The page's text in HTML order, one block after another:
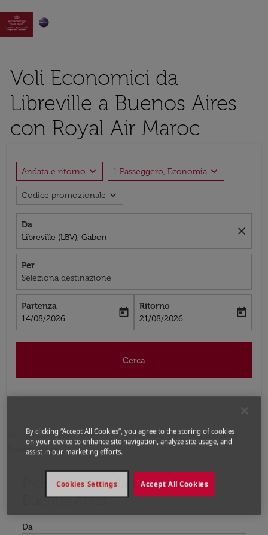

Voli Economici da
Libreville a Buenos Aires
con Royal Air Maroc
Andata e ritorno expand_more 1 Passeggero, Economia expand_more
Codice promozionale expand_more
Da
Libreville (LBV), Gabon
close
Per
Seleziona destinazione
Partenza
fc-booking-departure-date-aria-label
14/08/2026
today
Ritorno
fc-booking-return-date-aria-label
21/08/2026
today
Cerca
Home Voli Voli per Argentina
Voli Libreville -
Buenos Aires
Prossimo voli da Libreville a
Buenos Aires
Da
Prova ad aggiornare il tuo percorso (origine e/o
By clicking “Accept All Cookies”, you agree to the storing of cookies
on your device to enhance site navigation, analyze site usage, and
assist in our marketing efforts.
Accept All Cookies
Cookies Settings